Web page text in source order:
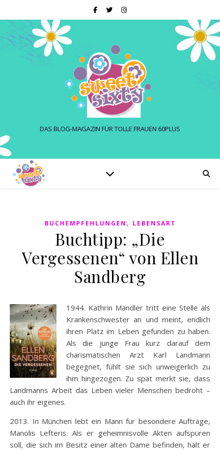
DAS BLOG-MAGAZIN FÜR TOLLE FRAUEN 60PLUS
BUCHEMPFEHLUNGEN , LEBENSART
Buchtipp: „Die
Vergessenen“ von Ellen
Sandberg
1944. Kathrin Mändler tritt eine Stelle als
Krankenschwester an und meint, endlich
ihren Platz im Leben gefunden zu haben.
Als die junge Frau kurz darauf dem
charismatischen Arzt Karl Landmann
begegnet, fühlt sie sich unweigerlich zu
ihm hingezogen. Zu spät merkt sie, dass
Landmanns Arbeit das Leben vieler Menschen bedroht –
auch ihr eigenes.
2013. In München lebt ein Mann für besondere Aufträge,
Manolis Lefteris. Als er geheimnisvolle Akten aufspüren
soll, die sich im Besitz einer alten Dame befinden, hält er